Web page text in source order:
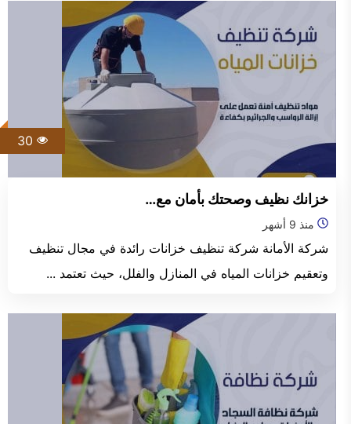
خزانك نظيف وصحتك بأمان مع…
منذ 9 أشهر
شركة الأمانة شركة تنظيف خزانات رائدة في مجال تنظيف
وتعقيم خزانات المياه في المنازل والفلل، حيث تعتمد ...